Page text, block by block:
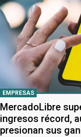
EMPRESAS
MercadoLibre
ingresos récord,
presionan sus